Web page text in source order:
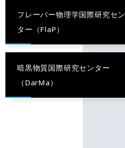
フレーバー物理学国際研究セン
ター（FlaP）
暗黒物質国際研究センター
（DarMa）